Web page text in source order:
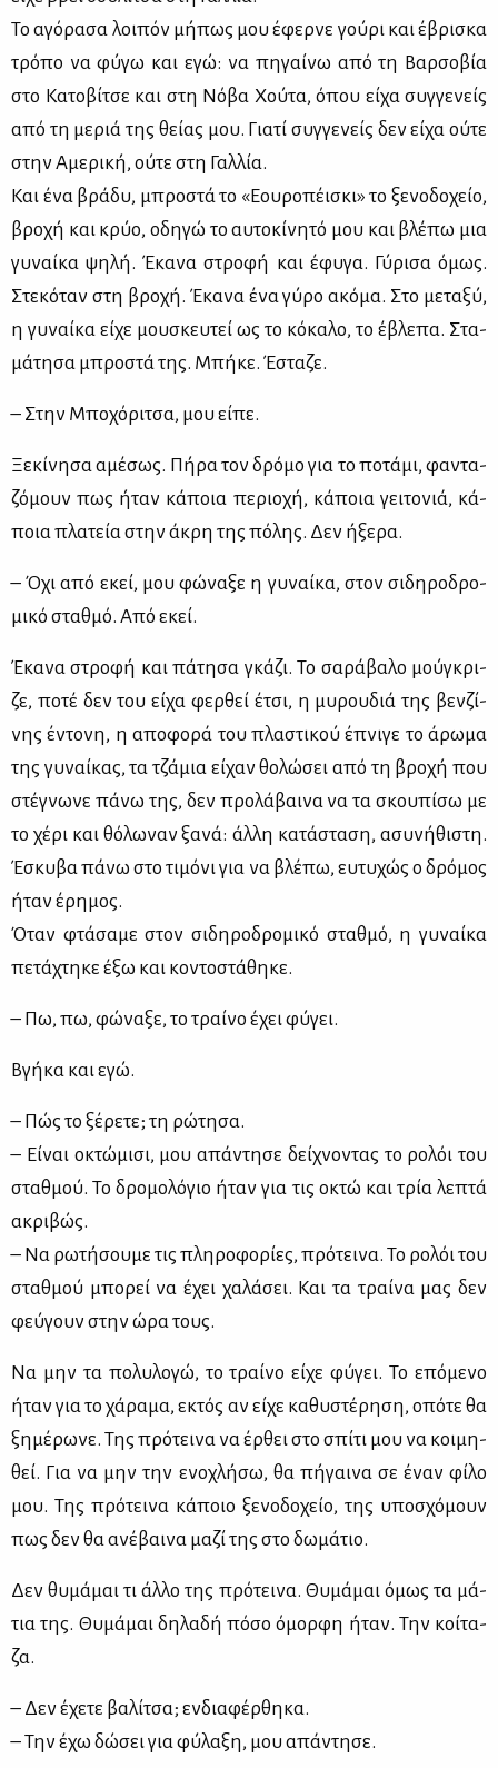
Το αγό­ρα­σα λοι­πόν μή­πως μου έφερ­νε γού­ρι και έβρι­σκα
τρό­πο να φύ­γω και εγώ: να πη­γαί­νω από τη Βαρ­σο­βία
στο Κα­το­βί­τσε και στη Νό­βα Χού­τα, όπου εί­χα συγ­γε­νείς
από τη με­ριά της θεί­ας μου. Για­τί συγ­γε­νείς δεν εί­χα ού­τε
στην Αμε­ρι­κή, ού­τε στη Γαλ­λία.
Και ένα βρά­δυ, μπρο­στά το «Εου­ρο­πέι­σκι» το ξε­νο­δο­χείο,
βρο­χή και κρύο, οδη­γώ το αυ­το­κί­νη­τό μου και βλέ­πω μια
γυ­ναί­κα ψη­λή. Έκα­να στρο­φή και έφυ­γα. Γύ­ρι­σα όμως.
Στε­κό­ταν στη βρο­χή. Έκα­να ένα γύ­ρο ακό­μα. Στο με­τα­ξύ,
η γυ­ναί­κα εί­χε μου­σκευ­τεί ως το κό­κα­λο, το έβλε­πα. Στα­
μά­τη­σα μπρο­στά της. Μπή­κε. Έστα­ζε.
– Στην Μπο­χό­ρι­τσα, μου εί­πε.
Ξε­κί­νη­σα αμέ­σως. Πή­ρα τον δρό­μο για το πο­τά­μι, φα­ντα­
ζό­μουν πως ήταν κά­ποια πε­ριο­χή, κά­ποια γει­το­νιά, κά­
ποια πλα­τεία στην άκρη της πό­λης. Δεν ήξε­ρα.
– Όχι από εκεί, μου φώ­να­ξε η γυ­ναί­κα, στον σι­δη­ρο­δρο­
μι­κό σταθ­μό. Από εκεί.
Έκα­να στρο­φή και πά­τη­σα γκά­ζι. Το σα­ρά­βα­λο μού­γκρι­
ζε, πο­τέ δεν του εί­χα φερ­θεί έτσι, η μυ­ρου­διά της βεν­ζί­
νης έντο­νη, η απο­φο­ρά του πλα­στι­κού έπνι­γε το άρω­μα
της γυ­ναί­κας, τα τζά­μια εί­χαν θο­λώ­σει από τη βρο­χή που
στέ­γνω­νε πά­νω της, δεν προ­λά­βαι­να να τα σκου­πί­σω με
το χέ­ρι και θό­λω­ναν ξα­νά: άλ­λη κα­τά­στα­ση, ασυ­νή­θι­στη.
Έσκυ­βα πά­νω στο τι­μό­νι για να βλέ­πω, ευ­τυ­χώς ο δρό­μος
ήταν έρη­μος.
Όταν φτά­σα­με στον σι­δη­ρο­δρο­μι­κό σταθ­μό, η γυ­ναί­κα
πε­τά­χτη­κε έξω και κο­ντο­στά­θη­κε.
– Πω, πω, φώ­να­ξε, το τραί­νο έχει φύ­γει.
Βγή­κα και εγώ.
– Πώς το ξέ­ρε­τε; τη ρώ­τη­σα.
– Εί­ναι οκτώ­μι­σι, μου απά­ντη­σε δεί­χνο­ντας το ρο­λόι του
σταθ­μού. Το δρο­μο­λό­γιο ήταν για τις οκτώ και τρία λε­πτά
ακρι­βώς.
– Να ρω­τή­σου­με τις πλη­ρο­φο­ρί­ες, πρό­τει­να. Το ρο­λόι του
σταθ­μού μπο­ρεί να έχει χα­λά­σει. Και τα τραί­να μας δεν
φεύ­γουν στην ώρα τους.
Να μην τα πο­λυ­λο­γώ, το τραί­νο εί­χε φύ­γει. Το επό­με­νο
ήταν για το χά­ρα­μα, εκτός αν εί­χε κα­θυ­στέ­ρη­ση, οπό­τε θα
ξη­μέ­ρω­νε. Της πρό­τει­να να έρ­θει στο σπί­τι μου να κοι­μη­
θεί. Για να μην την ενο­χλή­σω, θα πή­γαι­να σε έναν φί­λο
μου. Της πρό­τει­να κά­ποιο ξε­νο­δο­χείο, της υπο­σχό­μουν
πως δεν θα ανέ­βαι­να μα­ζί της στο δω­μά­τιο.
Δεν θυ­μά­μαι τι άλ­λο της πρό­τει­να. Θυ­μά­μαι όμως τα μά­
τια της. Θυ­μά­μαι δη­λα­δή πό­σο όμορ­φη ήταν. Την κοί­τα­
ζα.
– Δεν έχε­τε βα­λί­τσα; εν­δια­φέρ­θη­κα.
– Την έχω δώ­σει για φύ­λα­ξη, μου απά­ντη­σε.